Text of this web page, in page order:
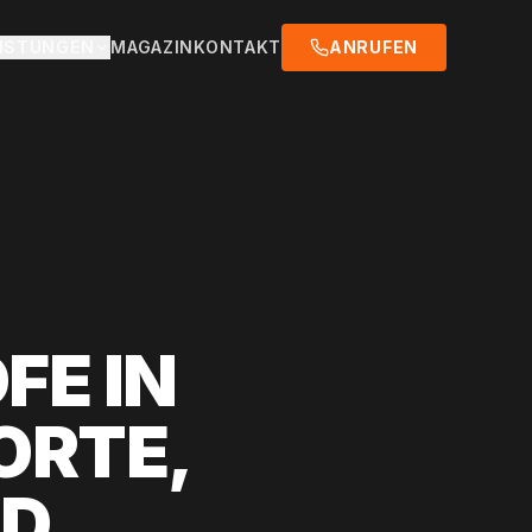
MAGAZINKONTAKT ANRUFEN
IN